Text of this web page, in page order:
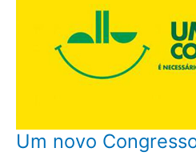
Um novo
Um
novo